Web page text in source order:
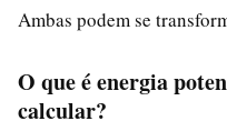
Ambas podem se
O que é energia
calcular?